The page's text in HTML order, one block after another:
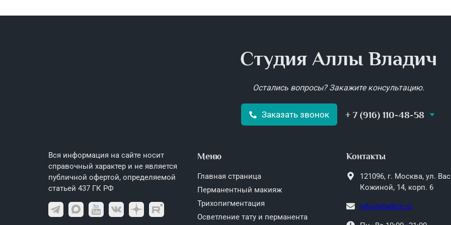
Студия Аллы Владич
Остались вопросы? Закажите консультацию.
Заказать звонок + 7 (916) 110-48-58
Вся информация на сайте носит
справочный характер и не является
публичной офертой, определяемой
статьей 437 ГК РФ
Меню
Главная страница
Перманентный макияж
Трихопигментация
Осветление тату и перманента
Контакты
121096, г. Москва, ул.
Кожиной, 14, корп. 6
info@vladich.ru